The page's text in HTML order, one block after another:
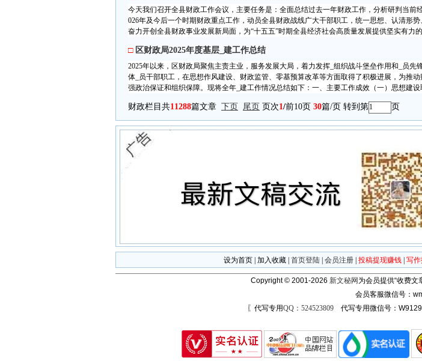
今天我们召开全县财政工作会议，主要任务是：全面总结过去一年财政工作，分析研判当前
026年及今后一个时期财政重点工作，动员全县财政战线广大干部职工，统一思想、认清形势
奋力开创全县财政事业发展新局面，为“十五五”时期全县经济社会高质量发展提供坚实有力
□ 区财政局2025年度基层_建工作总结
2025年以来，区财政局聚焦主责主业，服务发展大局，着力发挥_组织战斗堡垒作用和_员先
体_员干部职工，在思想作风建设、财政监管、零基预算改革等方面取得了积极进展，为推
强政治保证和组织保障。现将全年_建工作情况总结如下：一、主要工作成效（一）思想建设
财政栏目共11288篇文章 下页 尾页 页次1/前10页 30篇/页 转到第 页
设为首页 加入收藏 首页登陆 会员注册 投稿提现赚钱 写
Copyright © 2001-2026 新文秘网 为会员提供“收费文
会员客服微信号：
〖代写专用QQ：524523809代写专用微信号：